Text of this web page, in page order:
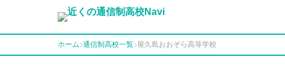
ホーム 通信制高校一覧 屋久島おおぞら高等学校